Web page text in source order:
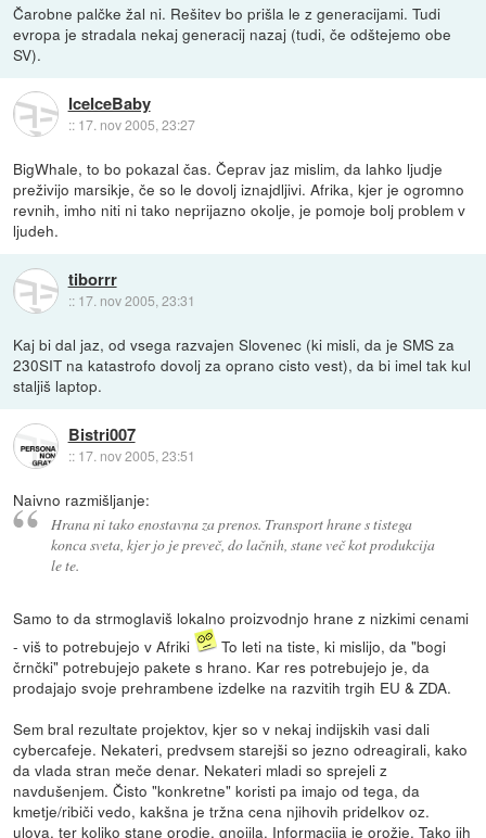
Čarobne palčke žal ni. Rešitev bo prišla le z generacijami. Tudi
evropa je stradala nekaj generacij nazaj (tudi, če odštejemo obe
SV).
IceIceBaby
:: 17. nov 2005, 23:27
BigWhale, to bo pokazal čas. Čeprav jaz mislim, da lahko ljudje
preživijo marsikje, če so le dovolj iznajdljivi. Afrika, kjer je ogromno
revnih, imho niti ni tako neprijazno okolje, je pomoje bolj problem v
ljudeh.
tiborrr
:: 17. nov 2005, 23:31
Kaj bi dal jaz, od vsega razvajen Slovenec (ki misli, da je SMS za
230SIT na katastrofo dovolj za oprano cisto vest), da bi imel tak kul
staljiš laptop.
Bistri007
:: 17. nov 2005, 23:51
Naivno razmišljanje:
Hrana ni tako enostavna za prenos. Transport hrane s tistega
konca sveta, kjer jo je preveč, do lačnih, stane več kot produkcija
le te.
Samo to da strmoglaviš lokalno proizvodnjo hrane z nizkimi cenami
- viš to potrebujejo v Afriki
To leti na tiste, ki mislijo, da "bogi
črnčki" potrebujejo pakete s hrano. Kar res potrebujejo je, da
prodajajo svoje prehrambene izdelke na razvitih trgih EU & ZDA.
Sem bral rezultate projektov, kjer so v nekaj indijskih vasi dali
cybercafeje. Nekateri, predvsem starejši so jezno odreagirali, kako
da vlada stran meče denar. Nekateri mladi so sprejeli z
navdušenjem. Čisto "konkretne" koristi pa imajo od tega, da
kmetje/ribiči vedo, kakšna je tržna cena njihovih pridelkov oz.
ulova, ter koliko stane orodje, gnojila. Informacija je orožje. Tako jih